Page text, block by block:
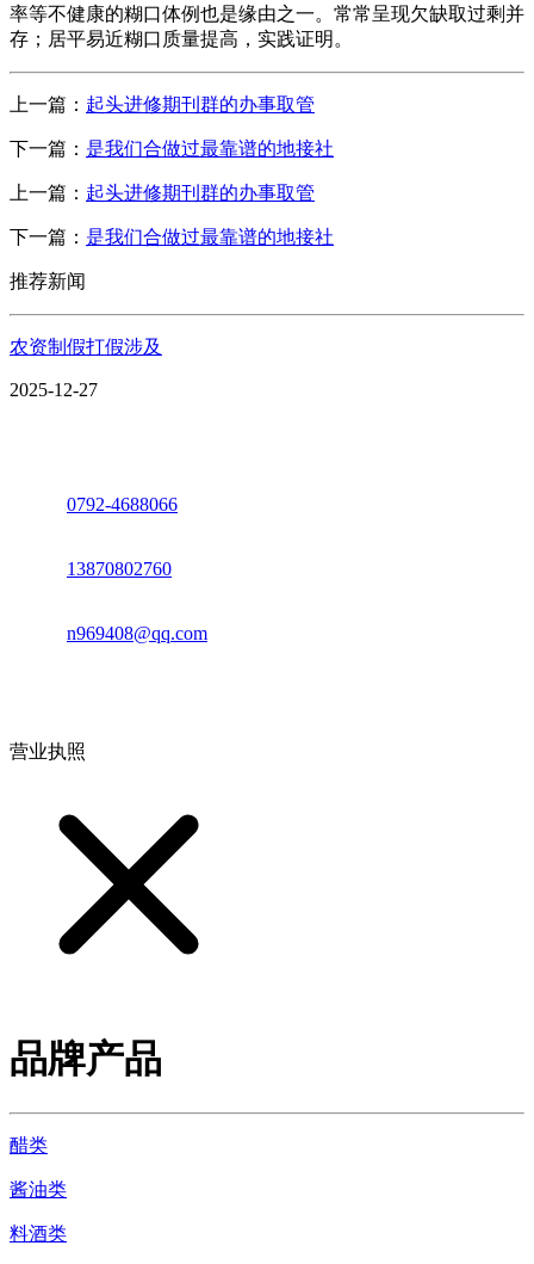
率等不健康的糊口体例也是缘由之一。常常呈现欠缺取过剩并
存；居平易近糊口质量提高，实践证明。
上一篇： 起头进修期刊群的办事取管
下一篇： 是我们合做过最靠谱的地接社
上一篇： 起头进修期刊群的办事取管
下一篇： 是我们合做过最靠谱的地接社
推荐新闻
农资制假打假涉及
2025-12-27
0792-4688066
13870802760
n969408@qq.com
营业执照
品牌产品
醋类
酱油类
料酒类